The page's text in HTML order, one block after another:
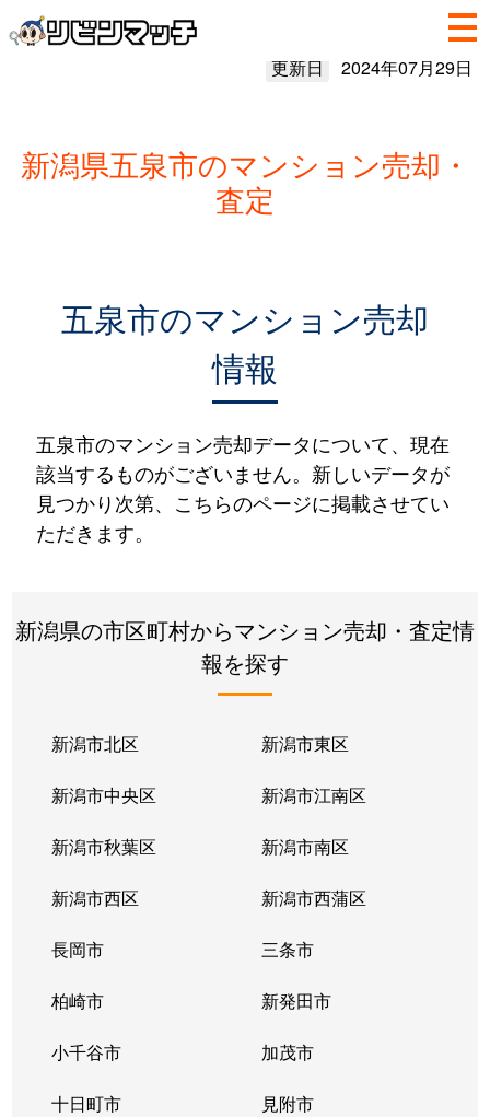
更新日 2024年07月29日
新潟県五泉市のマンション売却・
査定
五泉市のマンション売却
情報
五泉市のマンション売却データについて、現在
該当するものがございません。新しいデータが
見つかり次第、こちらのページに掲載させてい
ただきます。
新潟県の市区町村からマンション売却・査定情
報を探す
新潟市北区 新潟市東区
新潟市中央区 新潟市江南区
新潟市秋葉区 新潟市南区
新潟市西区 新潟市西蒲区
長岡市 三条市
柏崎市 新発田市
小千谷市 加茂市
十日町市 見附市